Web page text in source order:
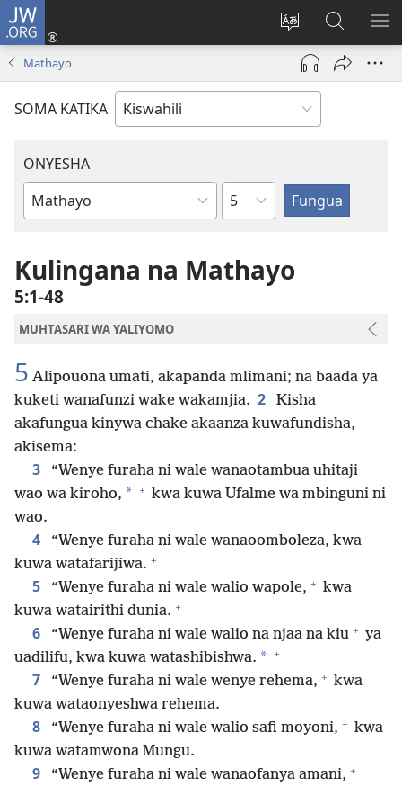
JW.ORG
Badili
lugha
ya
tovuti
Ingia
(opens
window)
Tafuta
Katika
JW.ORG
Mathayo
SOMA KATIKA
ONYESHA
Kitabu
Biblia
Sura
Kulingana na Mathayo
5:1-48
MUHTASARI WA YALIYOMO
5 Alipouona umati, akapanda mlimani; na baada ya
kuketi wanafunzi wake wakamjia. 2
Kisha
akafungua kinywa chake akaanza kuwafundisha,
akisema:
3
“Wenye furaha ni wale wanaotambua uhitaji
wao wa kiroho, * + kwa kuwa Ufalme wa mbinguni ni
wao.
4
“Wenye furaha ni wale wanaoomboleza, kwa
kuwa watafarijiwa. +
5 “Wenye furaha ni wale walio wapole, + kwa
kuwa watairithi dunia. +
6 “Wenye furaha ni wale walio na njaa na kiu + ya
uadilifu, kwa kuwa watashibishwa. * +
7 “Wenye furaha ni wale wenye rehema, + kwa
kuwa wataonyeshwa rehema.
8 “Wenye furaha ni wale walio safi moyoni, + kwa
kuwa watamwona Mungu.
9 “Wenye furaha ni wale wanaofanya amani, +